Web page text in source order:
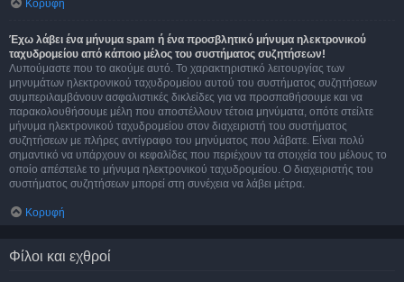
Κορυφή
Έχω λάβει ένα μήνυμα spam ή ένα προσβλητικό μήνυμα ηλεκτρονικού
ταχυδρομείου από κάποιο μέλος του συστήματος συζητήσεων!
Λυπούμαστε που το ακούμε αυτό. Το χαρακτηριστικό λειτουργίας των
μηνυμάτων ηλεκτρονικού ταχυδρομείου αυτού του συστήματος συζητήσεων
συμπεριλαμβάνουν ασφαλιστικές δικλείδες για να προσπαθήσουμε και να
παρακολουθήσουμε μέλη που αποστέλλουν τέτοια μηνύματα, οπότε στείλτε
μήνυμα ηλεκτρονικού ταχυδρομείου στον διαχειριστή του συστήματος
συζητήσεων με πλήρες αντίγραφο του μηνύματος που λάβατε. Είναι πολύ
σημαντικό να υπάρχουν οι κεφαλίδες που περιέχουν τα στοιχεία του μέλους το
οποίο απέστειλε το μήνυμα ηλεκτρονικού ταχυδρομείου. Ο διαχειριστής του
συστήματος συζητήσεων μπορεί στη συνέχεια να λάβει μέτρα.
Κορυφή
Φίλοι και εχθροί